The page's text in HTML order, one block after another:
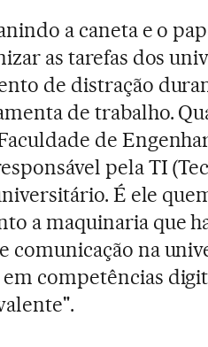
a caneta e o
as tarefas dos
de distração
de trabalho.
de
pela TI
É ele
a maquinaria que
comunicação na
competências